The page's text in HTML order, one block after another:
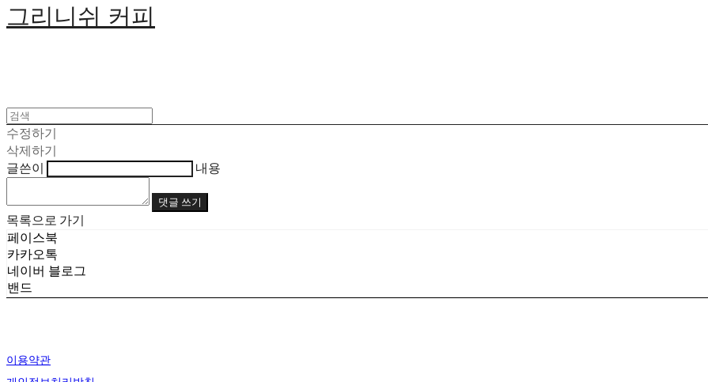
그리니쉬 커피
수정하기
삭제하기
글쓴이
내용
댓글 쓰기
목록으로 가기
페이스북
카카오톡
네이버 블로그
밴드
이용약관